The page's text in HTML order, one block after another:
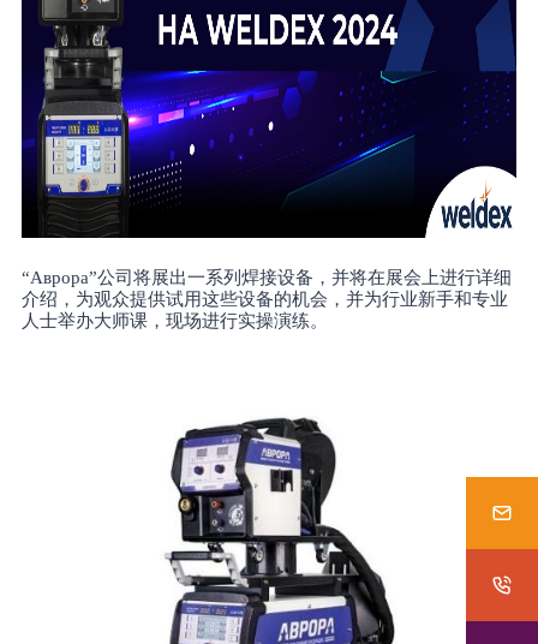
“Аврора”公司将展出一系列焊接设备，并将在展会上进行详细
介绍，为观众提供试用这些设备的机会，并为行业新手和专业
人士举办大师课，现场进行实操演练。